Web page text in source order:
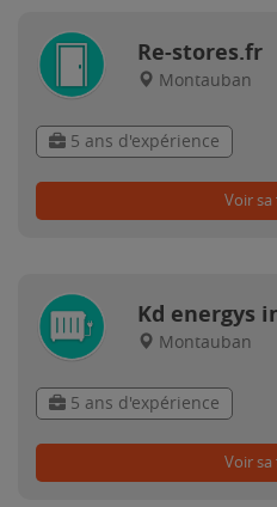
Re-stores.fr
Montauban
5 ans d'expérience
Voir sa
Kd energys
Montauban
5 ans d'expérience
Voir sa